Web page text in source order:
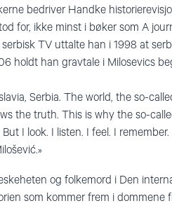
bedriver Handke
for, ikke minst i bøker som A
TV uttalte han i 1998 at
holdt han gravtale i Milosevics
Serbia. The world, the so-
the truth. This is why the so-
I look. I listen. I feel. I
og folkemord i Den
som kommer frem i dommene